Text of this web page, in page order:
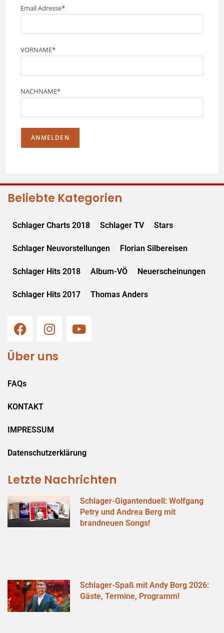
Email Adresse*
VORNAME*
NACHNAME*
Beliebte Kategorien
Schlager Charts 2018 Schlager TV Stars
Schlager Neuvorstellungen Florian Silbereisen
Schlager Hits 2018 Album-VÖ Neuerscheinungen
Schlager Hits 2017 Thomas Anders
Über uns
FAQs
KONTAKT
IMPRESSUM
Datenschutzerklärung
Letzte Nachrichten
Schlager-Gigantenduell: Wolfgang
Petry und Andrea Berg mit
brandneuen Songs!
Schlager-Spaß mit Andy Borg 2026:
Gäste, Termine, Programm!